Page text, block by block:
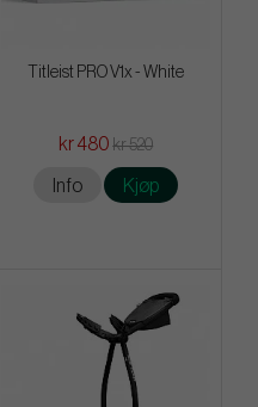
Titleist PRO V1x - White
kr 480 kr 520
Info Kjøp